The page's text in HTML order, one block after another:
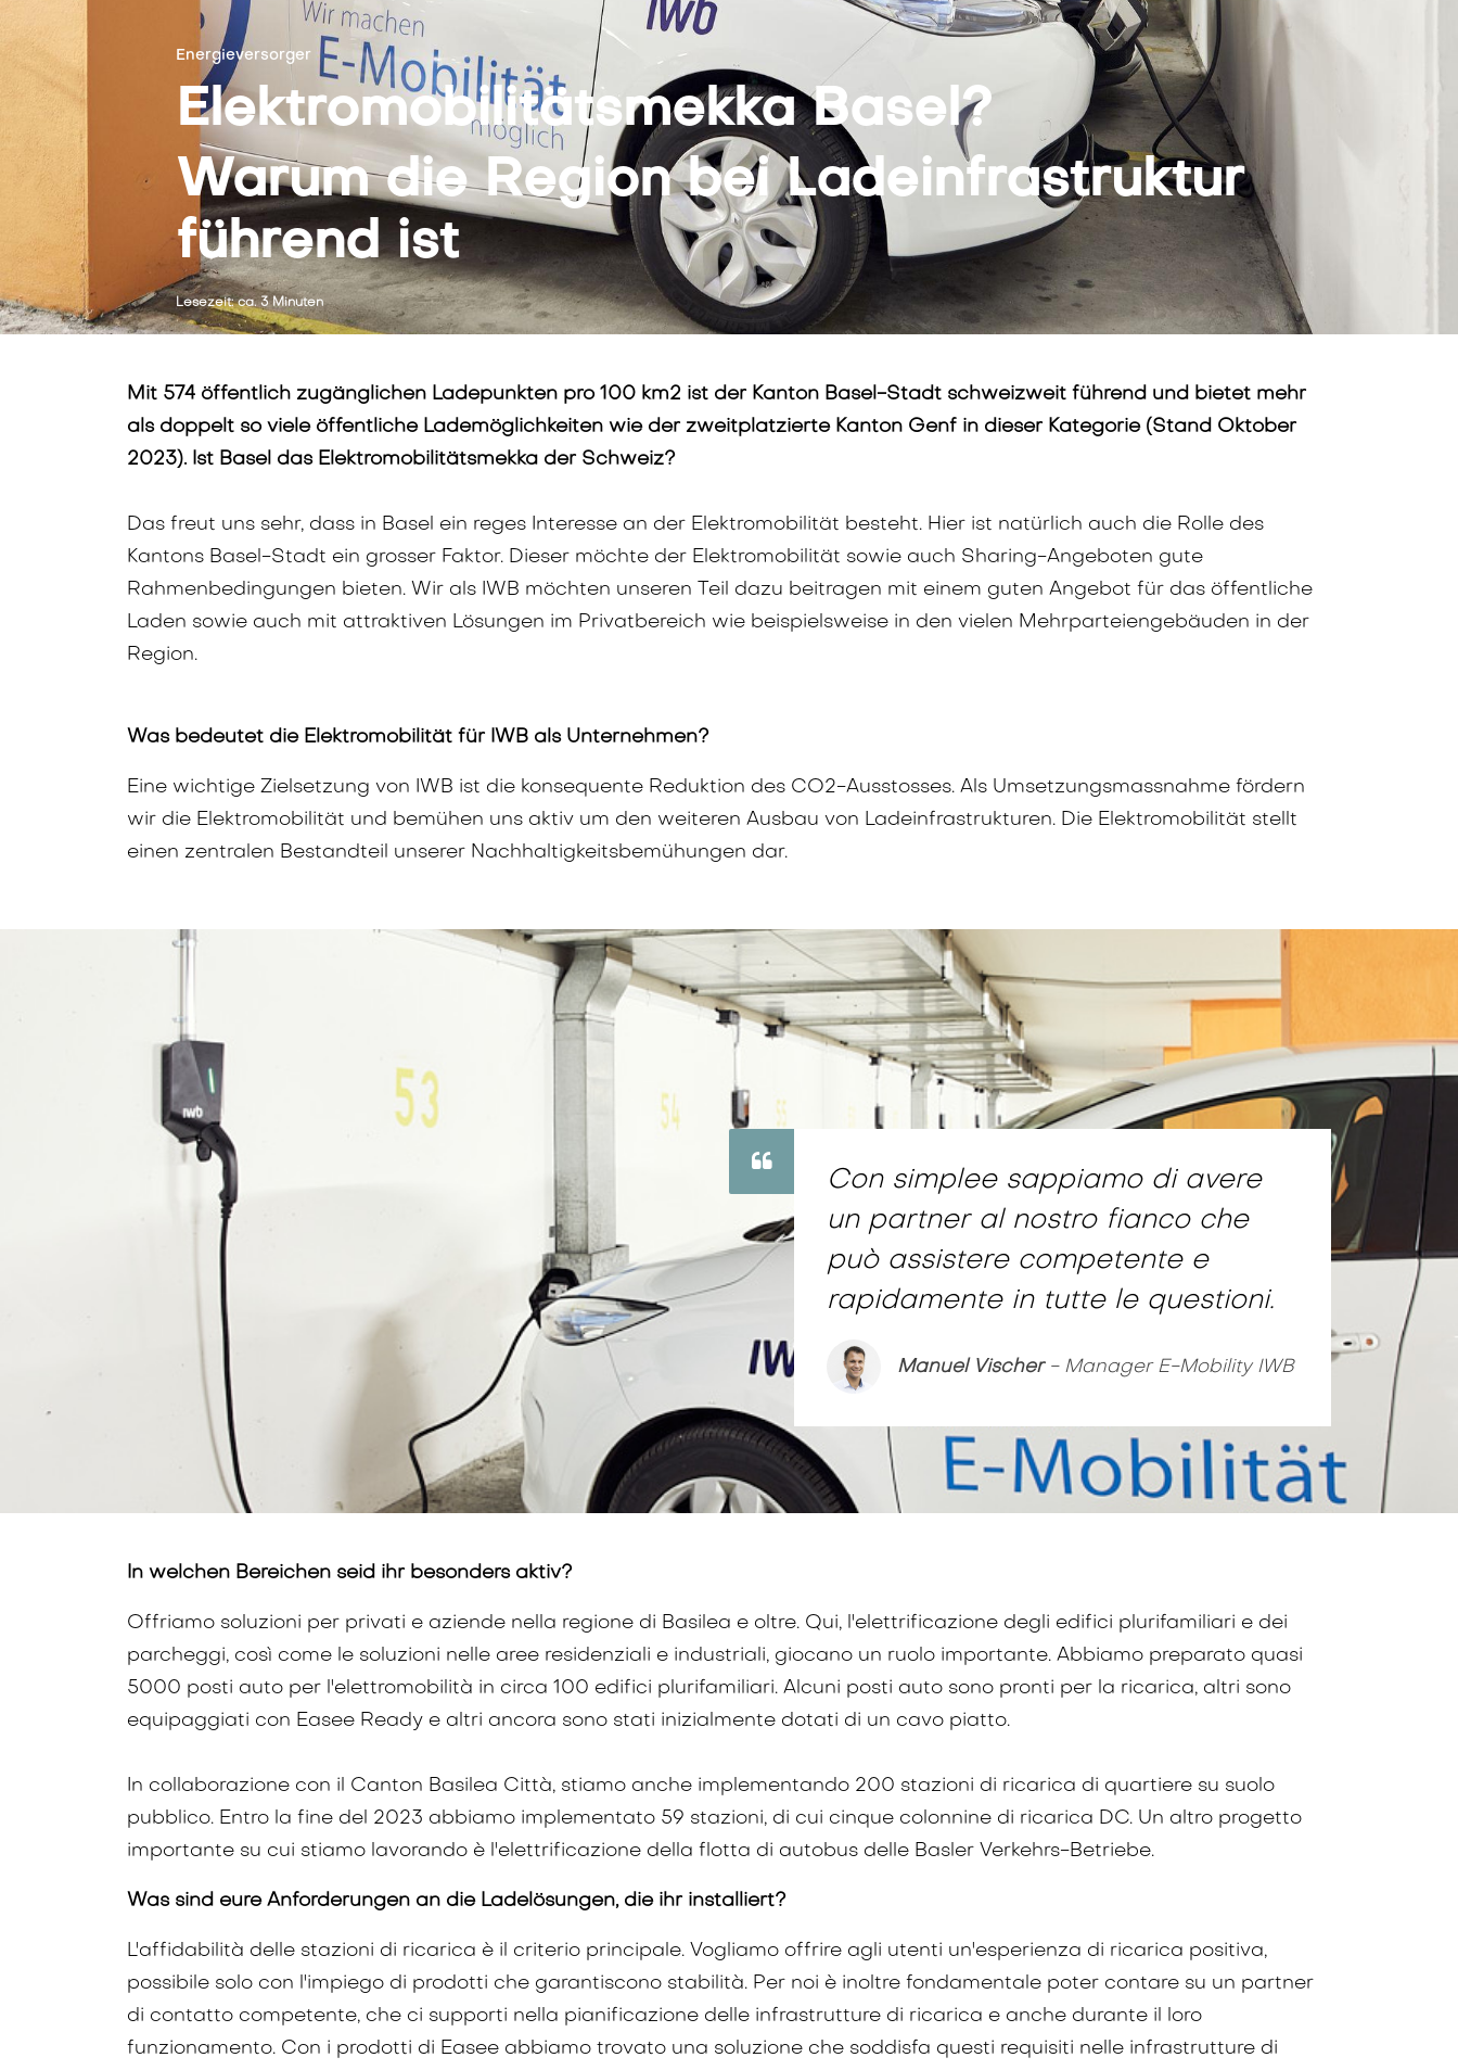
Energieversorger
Elektromobilitätsmekka Basel?
Warum die Region bei Ladeinfrastruktur
führend ist
Lesezeit: ca. 3 Minuten
Mit 574 öffentlich zugänglichen Ladepunkten pro 100 km2 ist der Kanton Basel-Stadt schweizweit führend und bietet mehr
als doppelt so viele öffentliche Lademöglichkeiten wie der zweitplatzierte Kanton Genf in dieser Kategorie (Stand Oktober
2023). Ist Basel das Elektromobilitätsmekka der Schweiz?
Das freut uns sehr, dass in Basel ein reges Interesse an der Elektromobilität besteht. Hier ist natürlich auch die Rolle des
Kantons Basel-Stadt ein grosser Faktor. Dieser möchte der Elektromobilität sowie auch Sharing-Angeboten gute
Rahmenbedingungen bieten. Wir als IWB möchten unseren Teil dazu beitragen mit einem guten Angebot für das öffentliche
Laden sowie auch mit attraktiven Lösungen im Privatbereich wie beispielsweise in den vielen Mehrparteiengebäuden in der
Region.
Was bedeutet die Elektromobilität für IWB als Unternehmen?
Eine wichtige Zielsetzung von IWB ist die konsequente Reduktion des CO2-Ausstosses. Als Umsetzungsmassnahme fördern
wir die Elektromobilität und bemühen uns aktiv um den weiteren Ausbau von Ladeinfrastrukturen. Die Elektromobilität stellt
einen zentralen Bestandteil unserer Nachhaltigkeitsbemühungen dar.
Con simplee sappiamo di avere
un partner al nostro fianco che
può assistere competente e
rapidamente in tutte le questioni.
Manuel Vischer- Manager E-Mobility IWB
In welchen Bereichen seid ihr besonders aktiv?
Offriamo soluzioni per privati e aziende nella regione di Basilea e oltre. Qui, l'elettrificazione degli edifici plurifamiliari e dei
parcheggi, così come le soluzioni nelle aree residenziali e industriali, giocano un ruolo importante. Abbiamo preparato quasi
5000 posti auto per l'elettromobilità in circa 100 edifici plurifamiliari. Alcuni posti auto sono pronti per la ricarica, altri sono
equipaggiati con Easee Ready e altri ancora sono stati inizialmente dotati di un cavo piatto.
In collaborazione con il Canton Basilea Città, stiamo anche implementando 200 stazioni di ricarica di quartiere su suolo
pubblico. Entro la fine del 2023 abbiamo implementato 59 stazioni, di cui cinque colonnine di ricarica DC. Un altro progetto
importante su cui stiamo lavorando è l'elettrificazione della flotta di autobus delle Basler Verkehrs-Betriebe.
Was sind eure Anforderungen an die Ladelösungen, die ihr installiert?
L'affidabilità delle stazioni di ricarica è il criterio principale. Vogliamo offrire agli utenti un'esperienza di ricarica positiva,
possibile solo con l'impiego di prodotti che garantiscono stabilità. Per noi è inoltre fondamentale poter contare su un partner
di contatto competente, che ci supporti nella pianificazione delle infrastrutture di ricarica e anche durante il loro
funzionamento. Con i prodotti di Easee abbiamo trovato una soluzione che soddisfa questi requisiti nelle infrastrutture di